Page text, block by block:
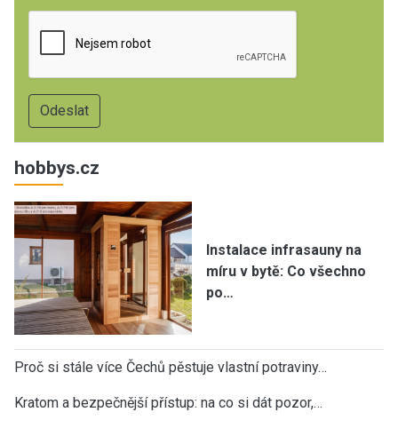
hobbys.cz
Instalace infrasauny na
míru v bytě: Co všechno
po…
Proč si stále více Čechů pěstuje vlastní potraviny…
Kratom a bezpečnější přístup: na co si dát pozor,…